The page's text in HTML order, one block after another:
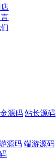
源码 站长源码
源码 端游源码